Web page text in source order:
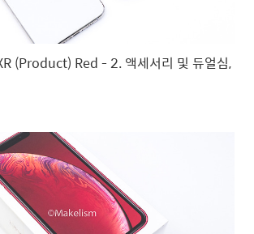
(Product) Red - 2. 액세서리 및 듀얼심,